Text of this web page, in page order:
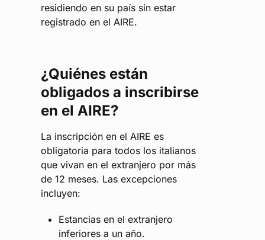
residiendo en su país sin estar
registrado en el AIRE.
¿Quiénes están
obligados a inscribirse
en el AIRE?
La inscripción en el AIRE es
obligatoria para todos los italianos
que vivan en el extranjero por más
de 12 meses. Las excepciones
incluyen:
Estancias en el extranjero
inferiores a un año.